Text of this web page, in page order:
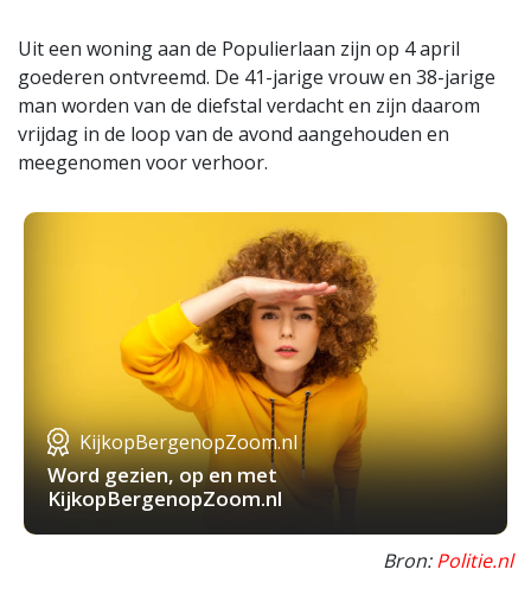
Uit een woning aan de Populierlaan zijn op 4 april
goederen ontvreemd. De 41-jarige vrouw en 38-jarige
man worden van de diefstal verdacht en zijn daarom
vrijdag in de loop van de avond aangehouden en
meegenomen voor verhoor.
KijkopBergenopZoom.nl
Word gezien, op en met
KijkopBergenopZoom.nl
Bron:Politie.nl